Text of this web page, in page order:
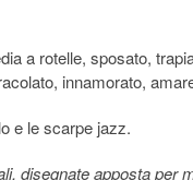
a rotelle, sposato,
innamorato,
e le scarpe jazz.
disegnate apposta per